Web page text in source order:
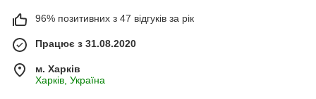
96% позитивних з 47 відгуків за рік
Працює з 31.08.2020
м. Харків
Харків, Україна